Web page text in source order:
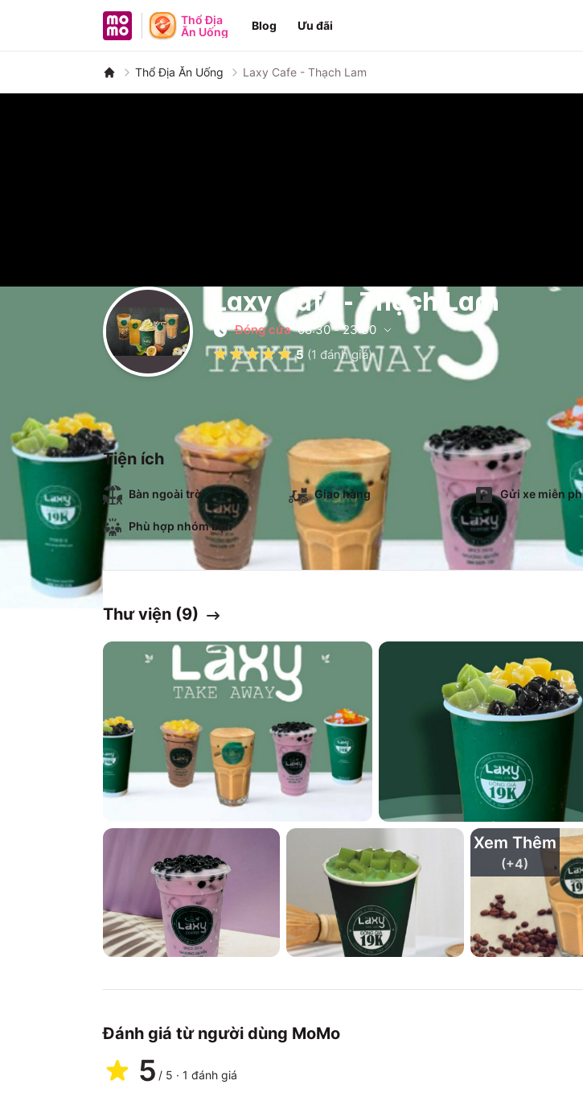
MoMo - Ứng dụng tài chính
Thổ Địa
Ăn Uống
Blog Ưu đãi
Thổ Địa Ăn Uống Laxy Cafe - Thạch Lam
Laxy Cafe - Thạch Lam
Đóng cửa 08:30- 23:30
5 (1 đánh giá)
Tiện ích
Bàn ngoài trời Giao hàng Gửi xe miễn
Phù hợp nhóm bạn
Thư viện (9)
Xem Thêm
(+4)
Đánh giá từ người dùng MoMo
5 / 5 · 1 đánh giá